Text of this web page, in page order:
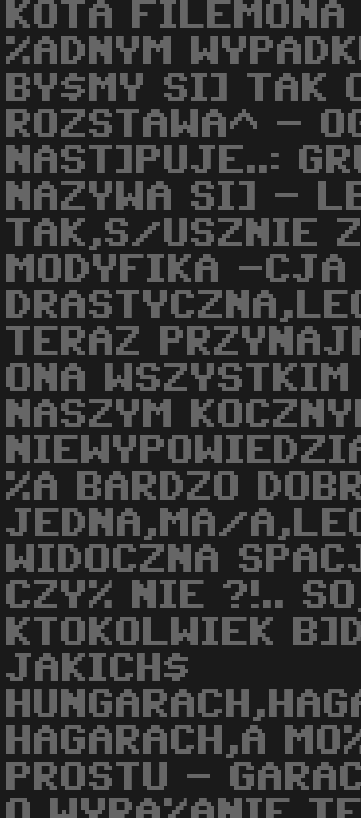
KOTA
%ADNYM
BY$MY SI] TAK
ROZSTAWA^ -
NAST]PUJE..:
NAZYWA SI] -
TAK,S/USZNIE
MODYFIKA -
TERAZ
ONA
NASZYM
%A BARDZO
JEDNA,MA/
WIDOCZNA
CZY% NIE ?!..
KTOKOLWIEK
JAKICH$
HAGARACH,A
PROSTU -